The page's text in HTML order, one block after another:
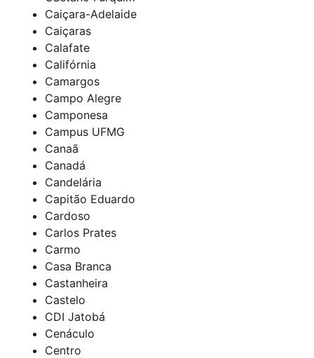
Caiçara-Adelaide
Caiçaras
Calafate
Califórnia
Camargos
Campo Alegre
Camponesa
Campus UFMG
Canaã
Canadá
Candelária
Capitão Eduardo
Cardoso
Carlos Prates
Carmo
Casa Branca
Castanheira
Castelo
CDI Jatobá
Cenáculo
Centro